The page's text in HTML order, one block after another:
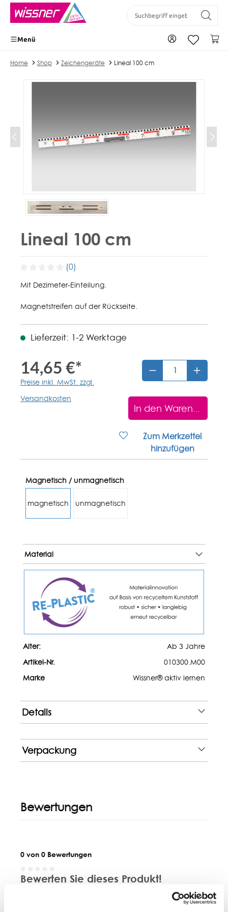
springen
Zu Ihrem Konto
Menü
Home Shop Zeichengeräte Lineal 100 cm
Lineal 100 cm
(0)
Mit Dezimeter-Einteilung.
Magnetstreifen auf der Rückseite.
Lieferzeit: 1-2 Werktage
14,65 €*
Preise inkl. MwSt. zzgl.
Versandkosten
In den Warenkorb
Zum Merkzettel
hinzufügen
Magnetisch / unmagnetisch
magnetisch unmagnetisch
Material
Alter:
Ab 3 Jahre
Artikel-Nr.
010300.M00
Marke
Wissner® aktiv lernen
Details
Verpackung
Bewertungen
0 von 0 Bewertungen
Durchschnittliche Bewertung von 0 von 5 Sternen
Bewerten Sie dieses Produkt!
Teilen Sie Ihre Erfahrungen mit anderen